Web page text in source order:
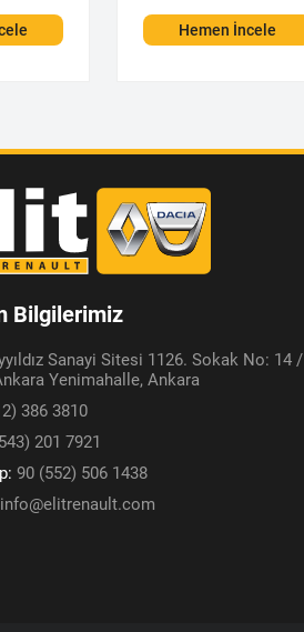
Hemen İncele
Bilgilerimiz
Sanayi Sitesi 1126. Sokak No: 14 /
Yenimahalle, Ankara
386 3810
201 7921
90 (552) 506 1438
info@elitrenault.com